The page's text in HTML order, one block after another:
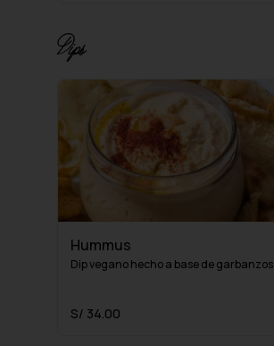
Dips
Hummus
Dip vegano hecho a base de garbanzos
S/ 34.00